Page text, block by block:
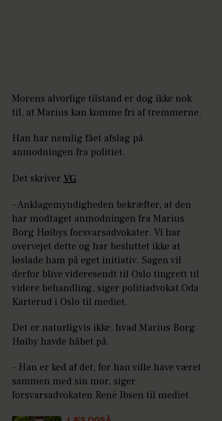
Morens alvorlige tilstand er dog ikke nok
til, at Marius kan komme fri af tremmerne.
Han har nemlig fået afslag på
anmodningen fra politiet.
Det skriver VG.
– Anklagemyndigheden bekræfter, at den
har modtaget anmodningen fra Marius
Borg Høibys forsvarsadvokater. Vi har
overvejet dette og har besluttet ikke at
løslade ham på eget initiativ. Sagen vil
derfor blive videresendt til Oslo tingrett til
videre behandling, siger politiadvokat Oda
Karterud i Oslo til mediet.
Det er naturligvis ikke, hvad Marius Borg
Høiby havde håbet på.
– Han er ked af det, for han ville have været
sammen med sin mor, siger
forsvarsadvokaten René Ibsen til mediet.